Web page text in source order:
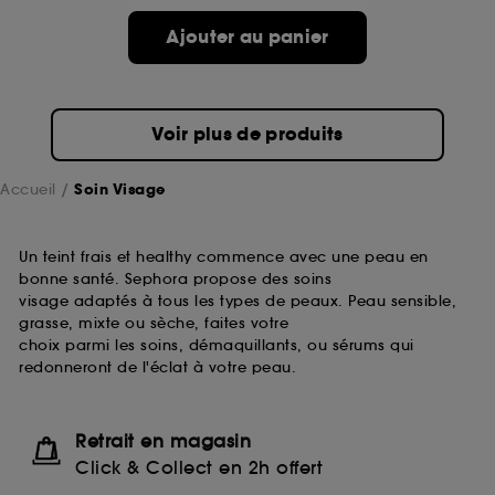
Ajouter au panier
Voir plus de produits
Accueil Soin Visage
Un teint frais et healthy commence avec une peau en
bonne santé. Sephora propose des soins
visage adaptés à tous les types de peaux. Peau sensible,
grasse, mixte ou sèche, faites votre
choix parmi les soins, démaquillants, ou sérums qui
redonneront de l'éclat à votre peau.
Retrait en magasin
Click & Collect en 2h offert
pouvez personnaliser vos choix concernant le dépôt
de ces cookies grâce au bouton "personnaliser mes
choix" ci-dessous ou décider de "tout accepter".
Sephora pourra associer les informations de
collectées ou générées lors de votre activité en ligne
ou en magasin. Pour refuser tous les cookies, cliques
sur "continuer sans accepter". Voous pouvez à tout
moment choisir de retirer votrte consentement. Si vous
souhaitez obtenir plus d'information sur les cookies
utilisés, cliquezici.